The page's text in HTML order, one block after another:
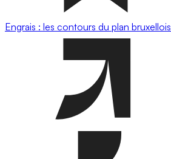
Engrais : les contours du plan bruxellois